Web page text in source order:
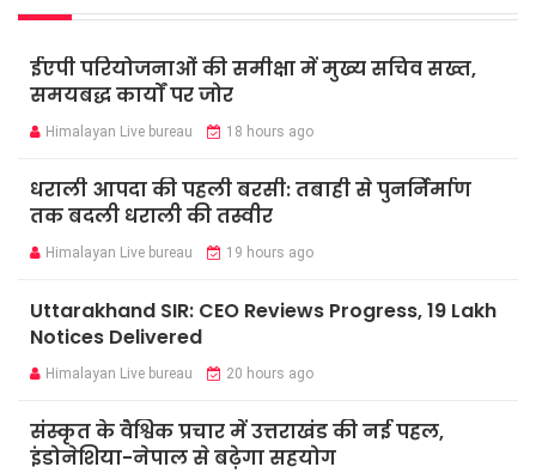
ईएपी परियोजनाओं की समीक्षा में मुख्य सचिव सख्त,
समयबद्ध कार्यों पर जोर
Himalayan Live bureau 18 hours ago
धराली आपदा की पहली बरसी: तबाही से पुनर्निर्माण
तक बदली धराली की तस्वीर
Himalayan Live bureau 19 hours ago
Uttarakhand SIR: CEO Reviews Progress, 19 Lakh
Notices Delivered
Himalayan Live bureau 20 hours ago
संस्कृत के वैश्विक प्रचार में उत्तराखंड की नई पहल,
इंडोनेशिया-नेपाल से बढ़ेगा सहयोग